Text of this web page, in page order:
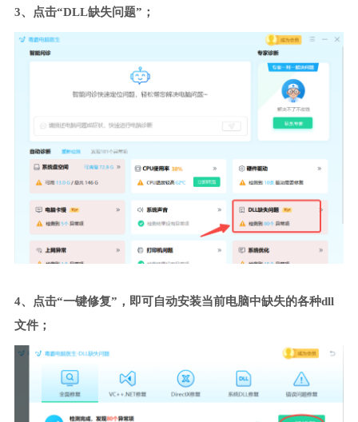
3、点击“DLL缺失问题”；
4、点击“一键修复”，即可自动安装当前电脑中缺失的各种dll
文件；